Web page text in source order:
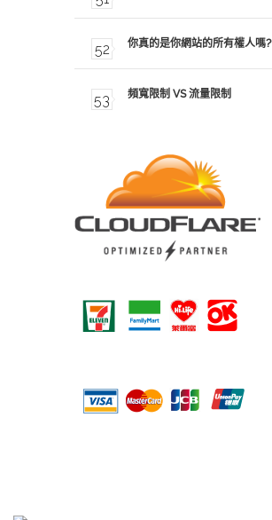
你真的是你網站的所有權人嗎?
頻寬限制 VS 流量限制